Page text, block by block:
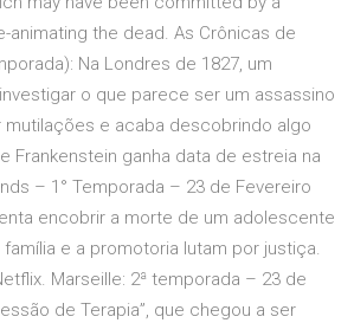
animating the dead. As Crônicas de
Na Londres de 1827, um
o que parece ser um assassino
e acaba descobrindo algo
Frankenstein ganha data de estreia na
– 1° Temporada – 23 de Fevereiro
encobrir a morte de um adolescente
e a promotoria lutam por justiça.
Marseille: 2ª temporada – 23 de
de Terapia”, que chegou a ser